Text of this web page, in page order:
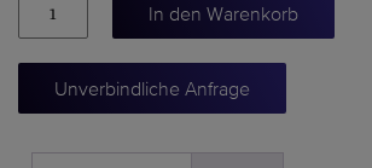
III
Automatic
In den Warenkorb
Unverbindliche Anfrage